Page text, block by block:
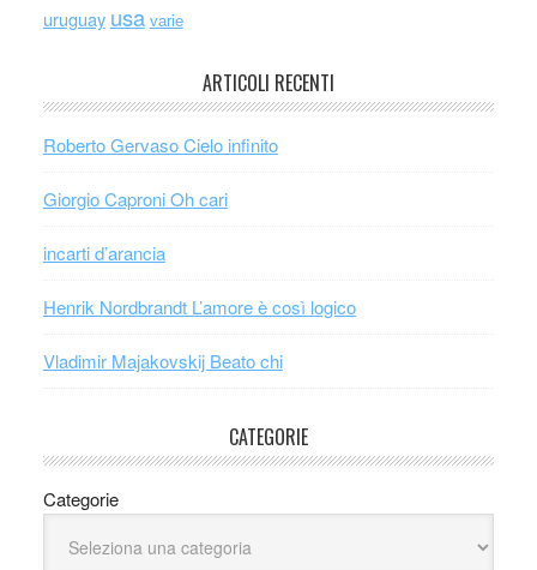
uruguay usa varie
ARTICOLI RECENTI
Roberto Gervaso Cielo infinito
Giorgio Caproni Oh cari
incarti d’arancia
Henrik Nordbrandt L’amore è così logico
Vladimir Majakovskij Beato chi
CATEGORIE
Categorie